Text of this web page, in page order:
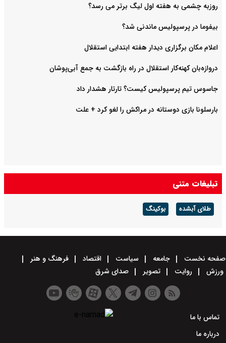
روزبه چشمی به هفته اول لیگ برتر می رسد؟
بیفوما در پرسپولیس ماندنی شد؟
اعلام مکان برگزاری دیدار هفته ابتدایی استقلال
دروازه‌بان کهنه‌کار استقلال در راه بازگشت به جمع آبی‌پوشان
جاسوس تیم پرسپولیس کیست؟ تارتار هشدار داد
بارسلونا بازی دوستانه در مراکش را لغو کرد + علت
تبلیغات متنی
طلای آبشده بوکینگ
صفحه نخست جامعه سیاست اقتصاد
فرهنگ و هنر
ورزش
روایت تصویر صدای شرق
تماس با ما
درباره ما